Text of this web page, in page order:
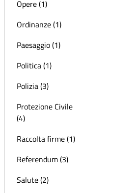
Opere (1)
Ordinanze (1)
Paesaggio (1)
Politica (1)
Polizia (3)
Protezione Civile
(4)
Raccolta firme (1)
Referendum (3)
Salute (2)